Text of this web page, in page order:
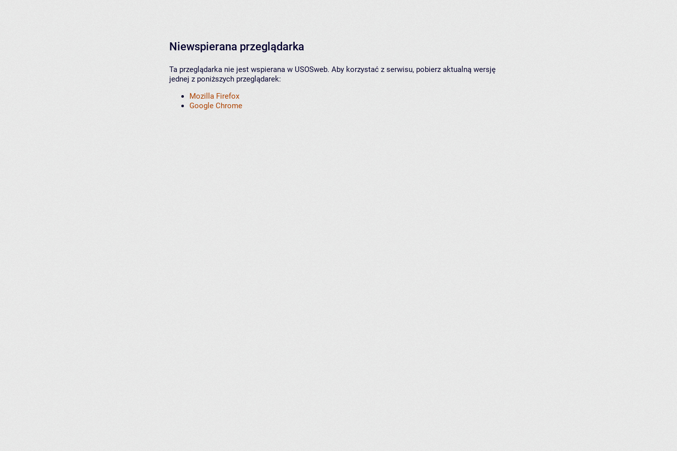
Niewspierana przeglądarka
Ta przeglądarka nie jest wspierana w USOSweb. Aby korzystać z serwisu, pobierz aktualną wersję
jednej z poniższych przeglądarek:
Mozilla Firefox
Google Chrome